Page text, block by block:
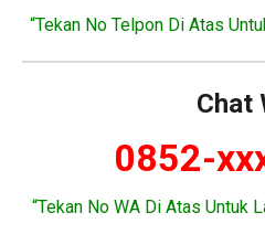
“Tekan No Telpon Di Atas
Chat
0852-
“Tekan No WA Di Atas Untuk